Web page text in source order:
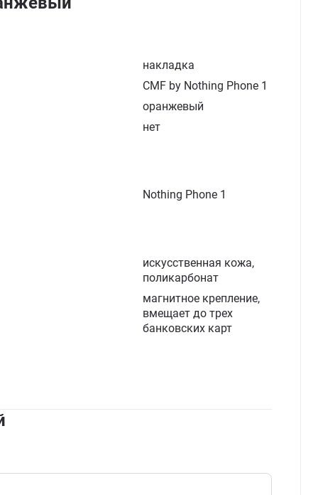
накладка
CMF by Nothing Phone 1
оранжевый
нет
Nothing Phone 1
искусственная кожа,
поликарбонат
магнитное крепление,
вмещает до трех
банковских карт